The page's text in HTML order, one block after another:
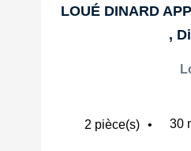
,
2 pièce(s) 30